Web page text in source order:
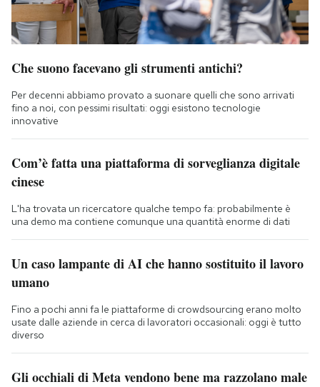
Che suono facevano gli strumenti antichi?
Per decenni abbiamo provato a suonare quelli che sono arrivati
fino a noi, con pessimi risultati: oggi esistono tecnologie
innovative
Com’è fatta una piattaforma di sorveglianza digitale
cinese
L'ha trovata un ricercatore qualche tempo fa: probabilmente è
una demo ma contiene comunque una quantità enorme di dati
Un caso lampante di AI che hanno sostituito il lavoro
umano
Fino a pochi anni fa le piattaforme di crowdsourcing erano molto
usate dalle aziende in cerca di lavoratori occasionali: oggi è tutto
diverso
Gli occhiali di Meta vendono bene ma razzolano male